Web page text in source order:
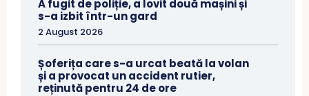
A fugit de poliție, a lovit două mașini și
s-a izbit într-un gard
2 August 2026
Șoferița care s-a urcat beată la volan
și a provocat un accident rutier,
reținută pentru 24 de ore